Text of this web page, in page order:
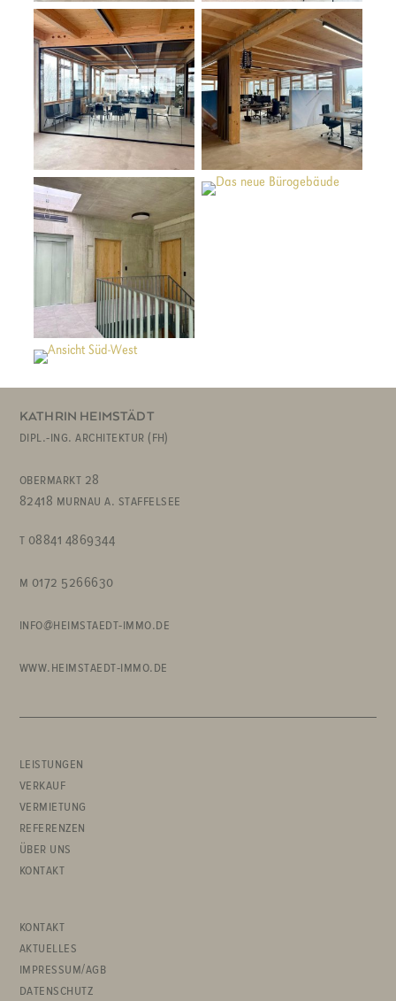
KATHRIN HEIMSTÄDT
dipl.-ing. architektur (fh)
obermarkt 28
82418 murnau a. staffelsee
t 08841 4869344
m 0172 5266630
info@heimstaedt-immo.de
www.heimstaedt-immo.de
HAUPTMENÜ
leistungen
verkauf
vermietung
referenzen
über uns
kontakt
ALLGEMEINES
kontakt
aktuelles
impressum/agb
datenschutz